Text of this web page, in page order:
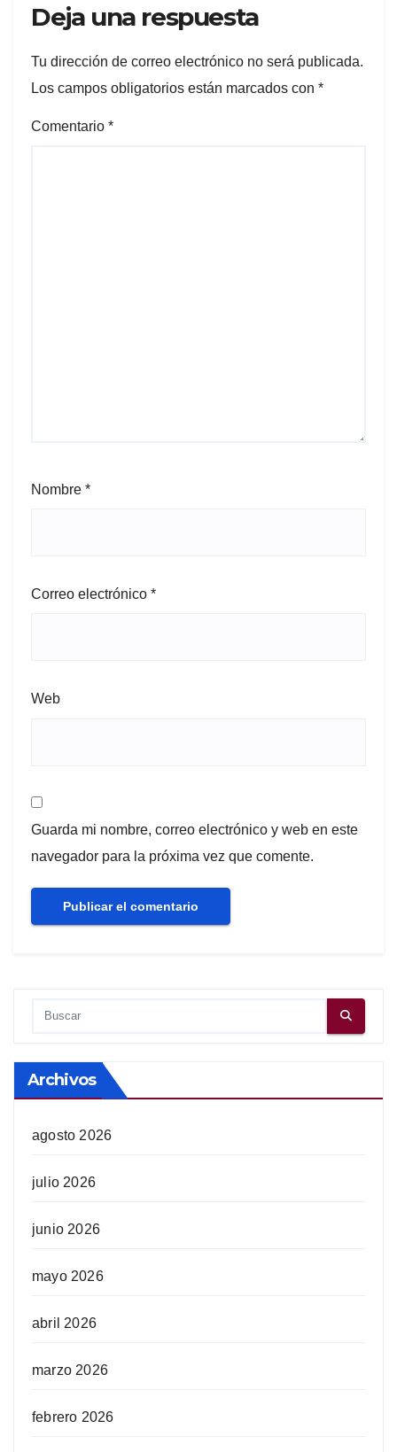
Deja una respuesta
Tu dirección de correo electrónico no será publicada.
Los campos obligatorios están marcados con *
Comentario *
Nombre *
Correo electrónico *
Web
Guarda mi nombre, correo electrónico y web en este
navegador para la próxima vez que comente.
Archivos
agosto 2026
julio 2026
junio 2026
mayo 2026
abril 2026
marzo 2026
febrero 2026